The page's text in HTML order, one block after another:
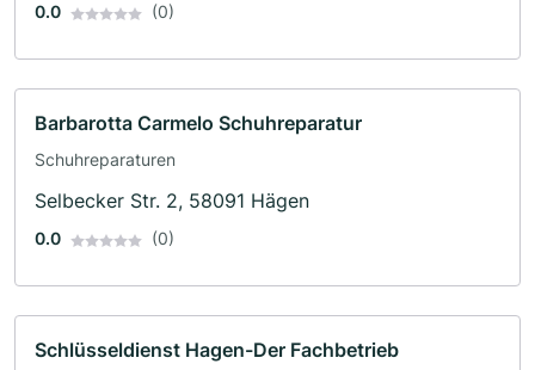
0.0 (0)
Barbarotta Carmelo Schuhreparatur
Schuhreparaturen
Selbecker Str. 2, 58091 Hägen
0.0 (0)
Schlüsseldienst Hagen-Der Fachbetrieb